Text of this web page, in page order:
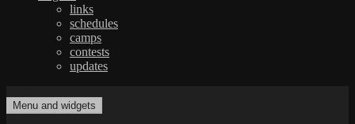
links
schedules
camps
contests
updates
to
dxradio.de
DXing the world on shortwave
Menu and widgets